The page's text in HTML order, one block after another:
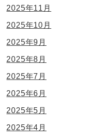
2025年11月
2025年10月
2025年9月
2025年8月
2025年7月
2025年6月
2025年5月
2025年4月